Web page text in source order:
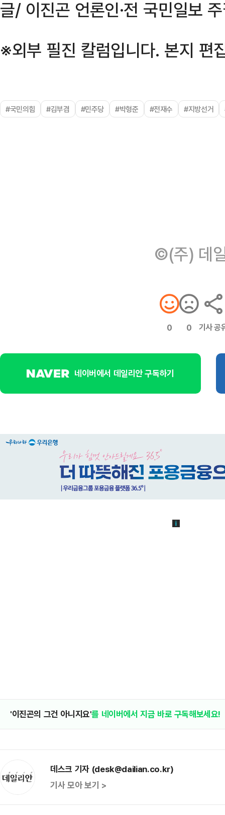
글/ 이진곤 언론인·전 국민일보
※외부 필진 칼럼입니다. 본지 편
#국민의힘 #김부겸 #민주당 #박형준 #전재수 #지방선거
©(주) 데
0 0 기사 공
네이버에서 데일리안 구독하기
'이진곤의 그건 아니지요'를 네이버에서 지금 바로 구독해보세요!
데스크 기자 (desk@dailian.co.kr)
기사 모아 보기 >